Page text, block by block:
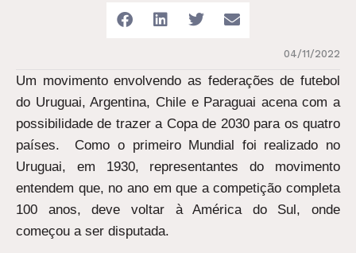
04/11/2022
Um movimento envolvendo as federações de futebol
do Uruguai, Argentina, Chile e Paraguai acena com a
possibilidade de trazer a Copa de 2030 para os quatro
países. Como o primeiro Mundial foi realizado no
Uruguai, em 1930, representantes do movimento
entendem que, no ano em que a competição completa
100 anos, deve voltar à América do Sul, onde
começou a ser disputada.